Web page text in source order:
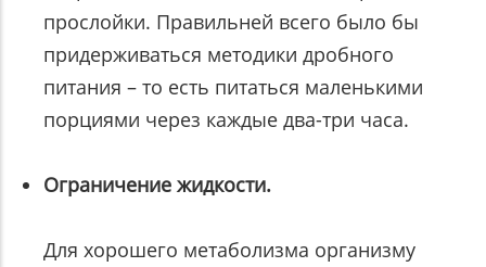
прослойки. Правильней всего было бы
придерживаться методики дробного
питания – то есть питаться маленькими
порциями через каждые два-три часа.
Ограничение жидкости.
Для хорошего метаболизма организму